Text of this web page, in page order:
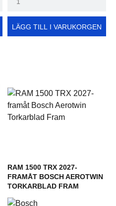
LÄGG TILL I VARUKORGEN
RAM 1500 TRX 2027-
FRAMÅT BOSCH AEROTWIN
TORKARBLAD FRAM